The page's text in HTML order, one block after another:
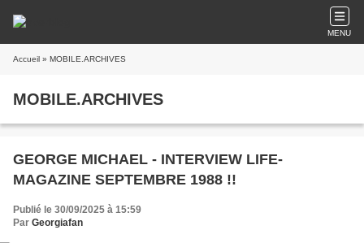
MENU
Accueil » MOBILE.ARCHIVES
MOBILE.ARCHIVES
GEORGE MICHAEL - INTERVIEW LIFE-
MAGAZINE SEPTEMBRE 1988 !!
Publié le 30/09/2025 à 15:59
Par Georgiafan